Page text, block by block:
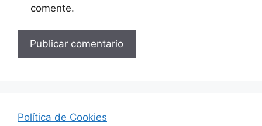
comente.
Política de Cookies